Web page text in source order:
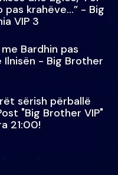
pas krahëve…” - Big
VIP 3
Bardhin pas
- Big Brother
sërish përballë
"Big Brother VIP"
21:00!